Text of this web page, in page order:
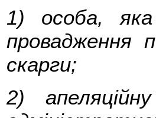
1) особа, яка
провадження
скарги;
2)